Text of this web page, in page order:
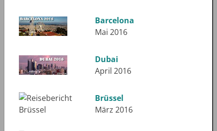
Barcelona
Mai 2016
Dubai
April 2016
Brüssel
März 2016